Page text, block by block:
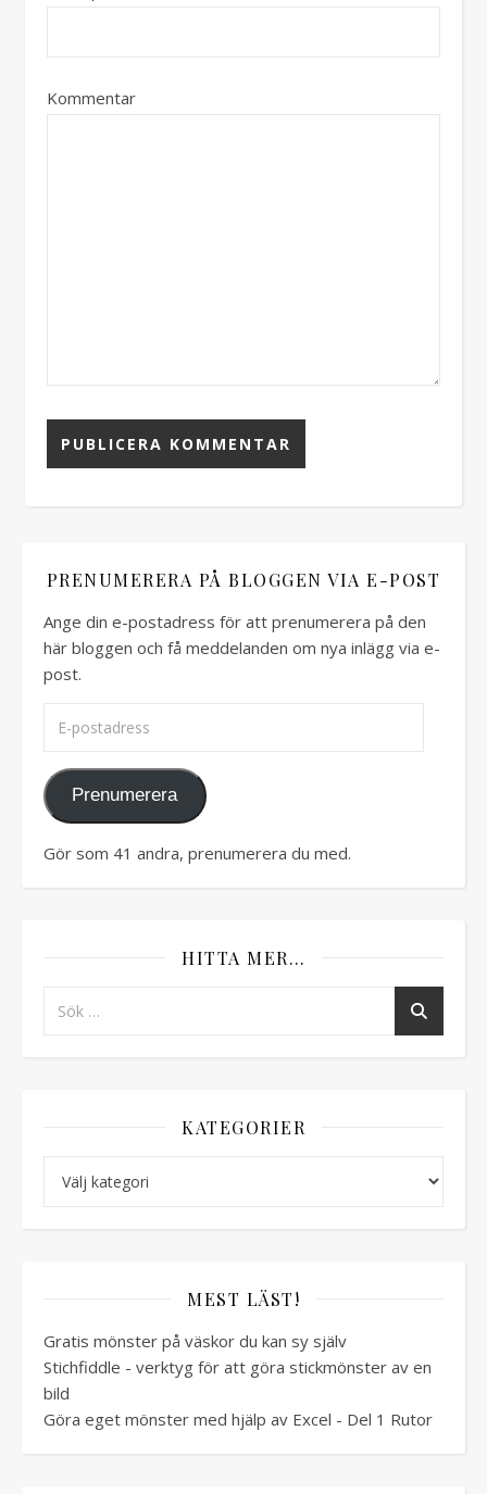
Kommentar
PRENUMERERA PÅ BLOGGEN VIA E-POST
Ange din e-postadress för att prenumerera på den
här bloggen och få meddelanden om nya inlägg via e-
post.
Prenumerera
Gör som 41 andra, prenumerera du med.
HITTA MER…
KATEGORIER
MEST LÄST!
Gratis mönster på väskor du kan sy själv
Stichfiddle - verktyg för att göra stickmönster av en
bild
Göra eget mönster med hjälp av Excel - Del 1 Rutor